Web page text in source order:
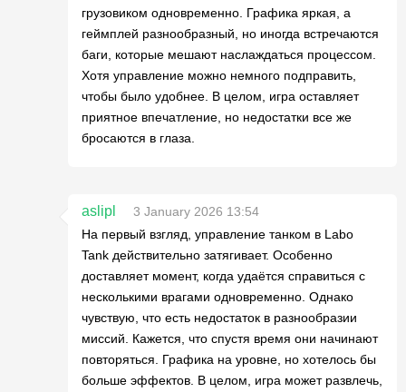
грузовиком одновременно. Графика яркая, а
геймплей разнообразный, но иногда встречаются
баги, которые мешают наслаждаться процессом.
Хотя управление можно немного подправить,
чтобы было удобнее. В целом, игра оставляет
приятное впечатление, но недостатки все же
бросаются в глаза.
aslipl
3 January 2026 13:54
На первый взгляд, управление танком в Labo
Tank действительно затягивает. Особенно
доставляет момент, когда удаётся справиться с
несколькими врагами одновременно. Однако
чувствую, что есть недостаток в разнообразии
миссий. Кажется, что спустя время они начинают
повторяться. Графика на уровне, но хотелось бы
больше эффектов. В целом, игра может развлечь,